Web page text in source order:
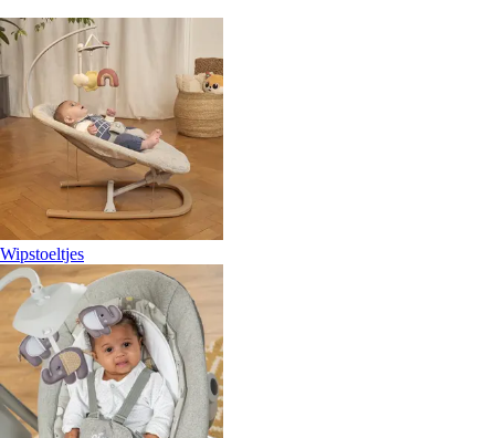
Wipstoeltjes